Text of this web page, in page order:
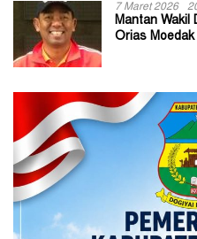
7 Maret 2026
Mantan Wakil
Orias